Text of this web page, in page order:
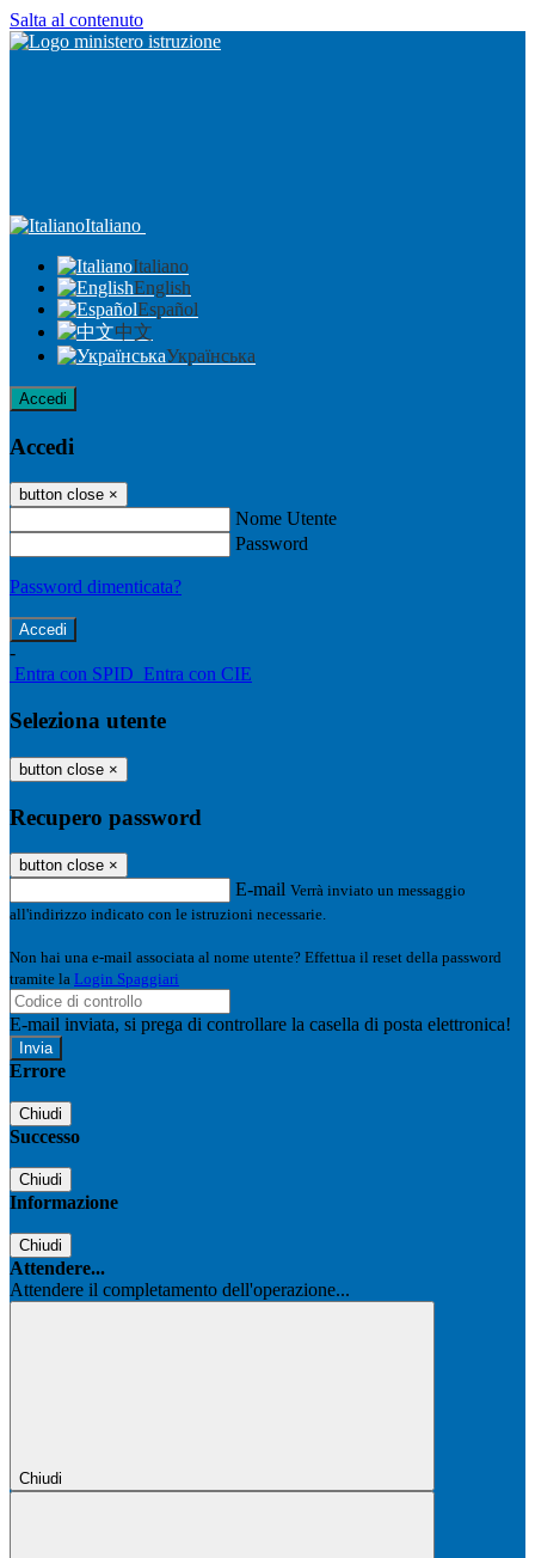
Salta al contenuto
Italiano
Italiano
English
Español
中文
Українська
Accedi
Accedi
button close ×
Nome Utente
Password
Password dimenticata?
-
Entra con SPID Entra con CIE
Seleziona utente
button close ×
Recupero password
button close ×
E-mail Verrà inviato un messaggio
all'indirizzo indicato con le istruzioni necessarie.
Non hai una e-mail associata al nome utente? Effettua il reset della password
tramite la Login Spaggiari
E-mail inviata, si prega di controllare la casella di posta elettronica!
Errore
Chiudi
Successo
Chiudi
Informazione
Chiudi
Attendere...
Attendere il completamento dell'operazione...
Chiudi